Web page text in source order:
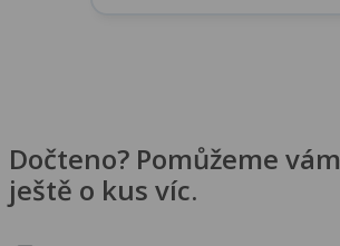
Dočteno? Pomůžeme vám
ještě o kus víc.